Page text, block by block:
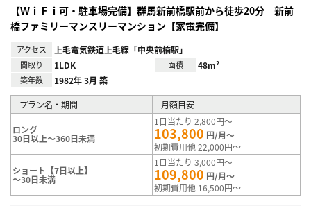
【ＷｉＦｉ可・駐車場完備】群馬新前橋駅前から徒歩20分 新前
橋ファミリーマンスリーマンション【家電完備】
アクセス 上毛電気鉄道上毛線「中央前橋駅」
間取り 1LDK 面積 48m²
築年数 1982年 3月 築
プラン名・期間 月額目安
ロング
30日以上～360日未満
1日当たり 2,800円～
103,800 円/月～
初期費用他 22,000円～
ショート【7日以上】
～30日未満
1日当たり 3,000円～
109,800 円/月～
初期費用他 16,500円～